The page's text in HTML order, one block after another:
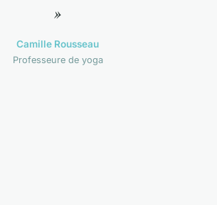
»
Camille Rousseau
Professeure de yoga